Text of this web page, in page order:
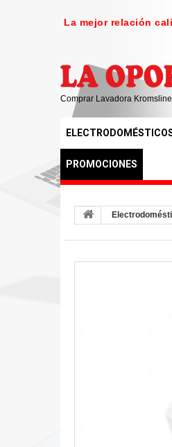
La mejor relación
Comprar Lavadora
PROMOCIONES